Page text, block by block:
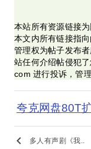
本站所有资源链接
本文内所有链接指
管理权为帖子发布
站任何介绍帖侵犯
com 进行投诉，管
夸克网盘80T
keyboard_arrow_left 多人有声剧《我..